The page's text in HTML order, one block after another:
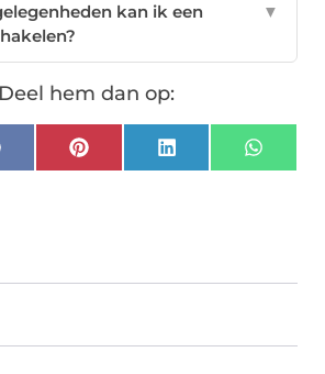
kan ik een
▼
hem dan op:
FacebookPinterest LinkedIn